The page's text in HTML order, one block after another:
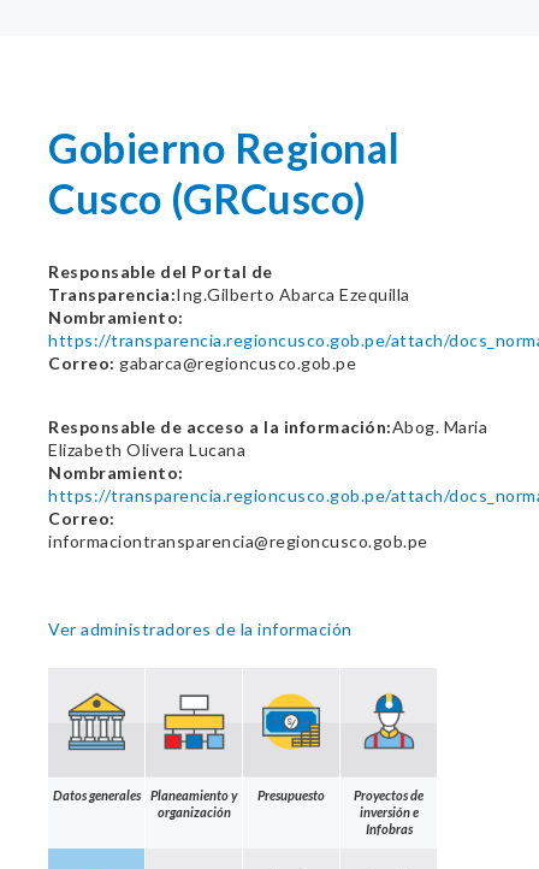
Gobierno Regional
Cusco (GRCusco)
Responsable del Portal de
Transparencia:Ing.Gilberto Abarca Ezequilla
Nombramiento:
https://transparencia.regioncusco.gob.pe/attach/
Correo: gabarca@regioncusco.gob.pe
Responsable de acceso a la información:Abog. Maria
Elizabeth Olivera Lucana
Nombramiento:
https://transparencia.regioncusco.gob.pe/attach/
Correo:
informaciontransparencia@regioncusco.gob.pe
Ver administradores de la información
Datos generales
Planeamiento y
organización
Presupuesto
Proyectos de
inversión e
Infobras